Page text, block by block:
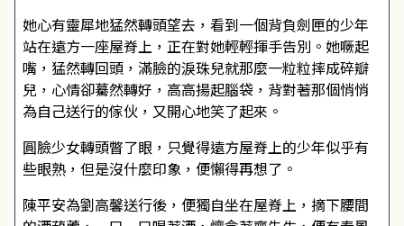
她心有靈犀地猛然轉頭望去，看到一個背負劍匣的少年
站在遠方一座屋脊上，正在對她輕輕揮手告別。她噘起
嘴，猛然轉回頭，滿臉的淚珠兒就那麼一粒粒摔成碎瓣
兒，心情卻驀然轉好，高高揚起腦袋，背對著那個悄悄
為自己送行的傢伙，又開心地笑了起來。
圓臉少女轉頭瞥了眼，只覺得遠方屋脊上的少年似乎有
些眼熟，但是沒什麼印象，便懶得再想了。
陳平安為劉高馨送行後，便獨自坐在屋脊上，摘下腰間